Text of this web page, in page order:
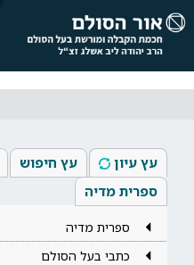
עץ עיון עץ חיפוש
ספרית מדיה
ספרית מדיה
כתבי בעל הסולם